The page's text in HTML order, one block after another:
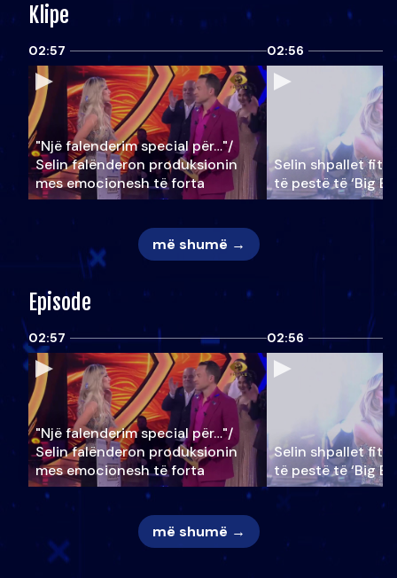
Klipe
02:57
"Një falenderim special për…"/
Selin falënderon produksionin
mes emocionesh të forta
02:56
Selin shpallet
të pestë të ‘Big
më shumë →
Episode
02:57
"Një falenderim special për…"/
Selin falënderon produksionin
mes emocionesh të forta
02:56
Selin shpallet
të pestë të ‘Big
më shumë →